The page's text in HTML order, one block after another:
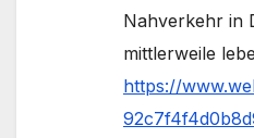
Nahverkehr in
mittlerweile
https://